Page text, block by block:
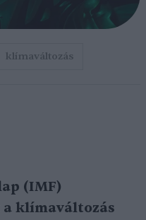
klímaváltozás
(IMF)
klímaváltozás